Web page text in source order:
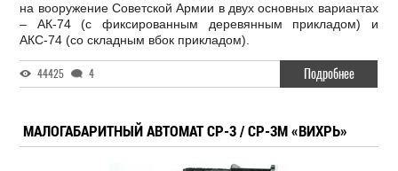
на вооружение Советской Армии в двух основных вариантах
– АК-74 (с фиксированным деревянным прикладом) и
АКС-74 (со складным вбок прикладом).
44425 4 Подробнее
МАЛОГАБАРИТНЫЙ АВТОМАТ СР-3 / СР-3М «ВИХРЬ»